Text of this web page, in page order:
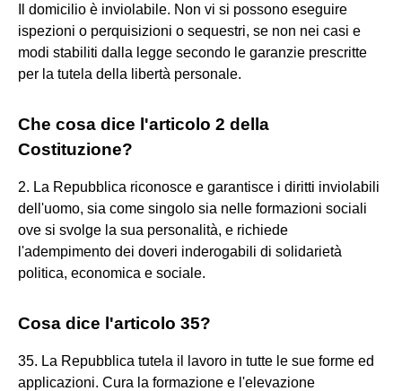
Il domicilio è inviolabile. Non vi si possono eseguire
ispezioni o perquisizioni o sequestri, se non nei casi e
modi stabiliti dalla legge secondo le garanzie prescritte
per la tutela della libertà personale.
Che cosa dice l'articolo 2 della
Costituzione?
2. La Repubblica riconosce e garantisce i diritti inviolabili
dell'uomo, sia come singolo sia nelle formazioni sociali
ove si svolge la sua personalità, e richiede
l'adempimento dei doveri inderogabili di solidarietà
politica, economica e sociale.
Cosa dice l'articolo 35?
35. La Repubblica tutela il lavoro in tutte le sue forme ed
applicazioni. Cura la formazione e l'elevazione